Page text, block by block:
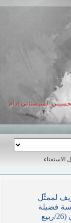
السيستاني (دام
الاستفتاء
لممثّل
فضيلة
العلاّمة الشيخ عبد المهدي الكربلائي في (26/ربيع